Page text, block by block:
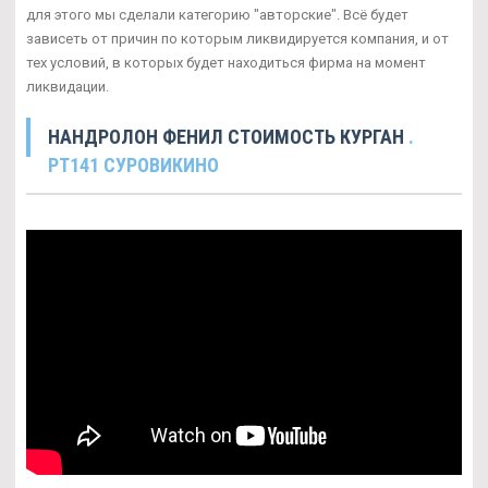
для этого мы сделали категорию "авторские". Всё будет
зависеть от причин по которым ликвидируется компания, и от
тех условий, в которых будет находиться фирма на момент
ликвидации.
НАНДРОЛОН ФЕНИЛ СТОИМОСТЬ КУРГАН .
PT141 СУРОВИКИНО